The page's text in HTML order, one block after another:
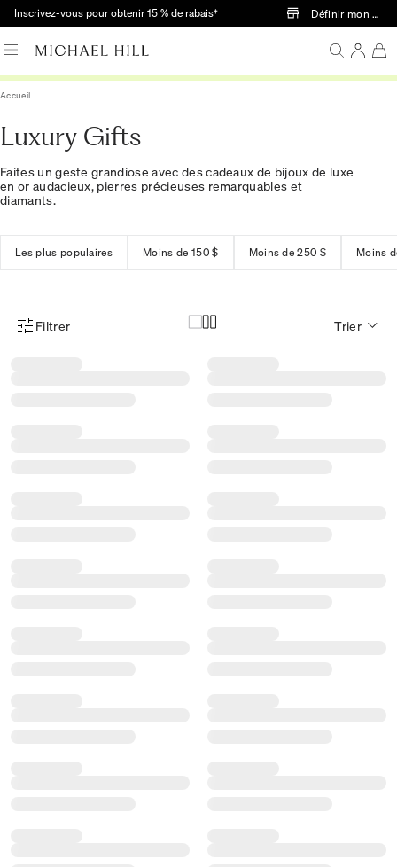
Passer au contenu principal
Inscrivez-vous pour obtenir 15 % de rabais† Définir mon
Accueil
Luxury Gifts
Faites un geste grandiose avec des cadeaux de bijoux de luxe
en or audacieux, pierres précieuses remarquables et
diamants.
Les plus populaires Moins de 150 $ Moins de 250 $ Moins
Menu des filtres d'articles
Filtrer Trier